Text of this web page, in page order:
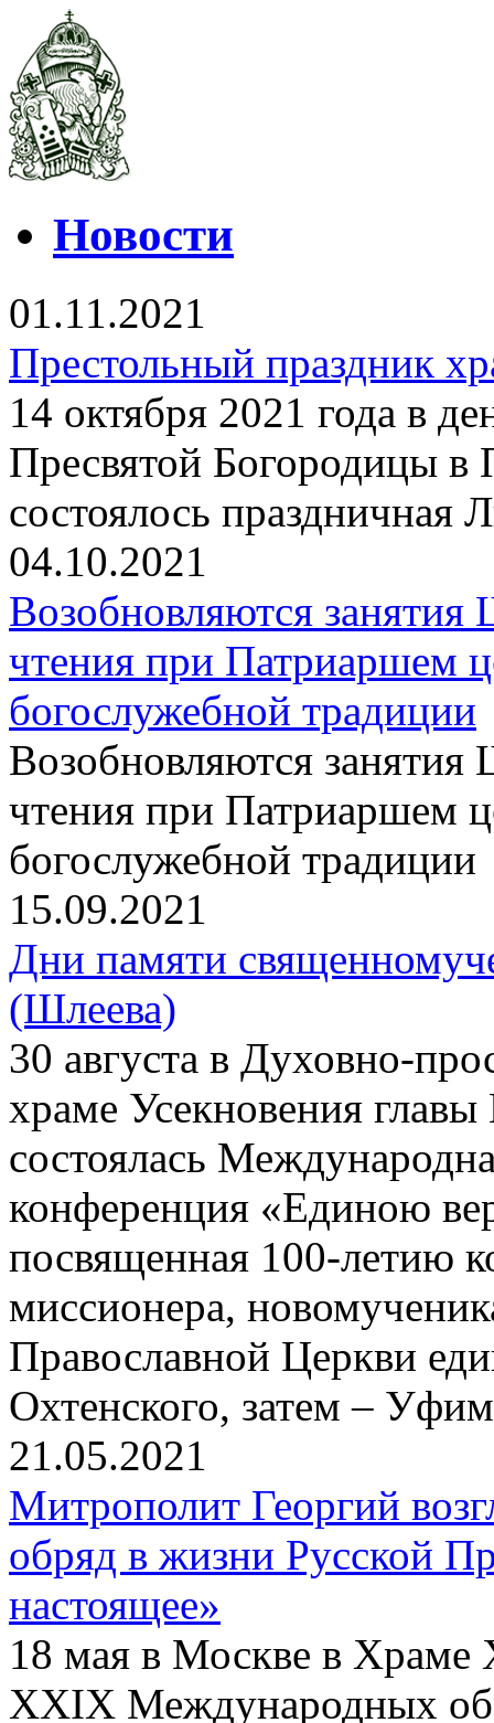
Новости
01.11.2021
Престольный праздник
14 октября 2021 года в
Пресвятой Богородицы в
состоялось праздничная
04.10.2021
Возобновляются
чтения при Патриаршем
богослужебной традиции
Возобновляются
чтения при Патриаршем
богослужебной традиции
15.09.2021
Дни памяти
(Шлеева)
30 августа в Духовно-
храме Усекновения
состоялась
конференция «Единою
посвященная 100-летию
миссионера,
Православной Церкви
Охтенского, затем –
21.05.2021
Митрополит Георгий
обряд в жизни Русской
настоящее»
18 мая в Москве в Храме
ХХIХ Международных